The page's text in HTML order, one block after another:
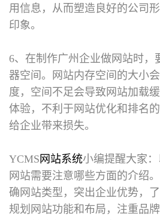
用信息，从而塑造良好的公司
印象。
6、在制作广州企业做网站时，
器空间。网站内存空间的大小
度，空间不足会导致网站加载
体验，不利于网站优化和排名
给企业带来损失。
YCMS 网站系统小编提醒大家
网站需要注意哪些方面的介绍
确网站类型，突出企业优势，
规划网站功能和布局，注重品